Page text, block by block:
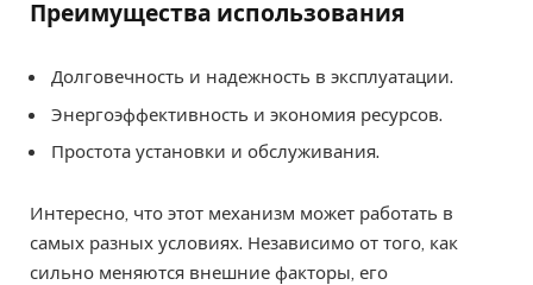
Преимущества использования
Долговечность и надежность в эксплуатации.
Энергоэффективность и экономия ресурсов.
Простота установки и обслуживания.
Интересно, что этот механизм может работать в
самых разных условиях. Независимо от того, как
сильно меняются внешние факторы, его